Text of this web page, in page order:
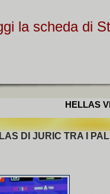
la scheda di
HELLAS
DI JURIC TRA I